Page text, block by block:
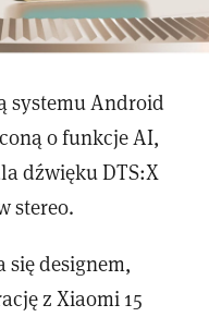
systemu Android
o funkcje AI,
dźwięku DTS:X
stereo.
się designem,
z Xiaomi 15